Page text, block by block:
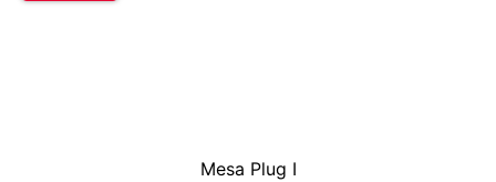
Mesa Plug I